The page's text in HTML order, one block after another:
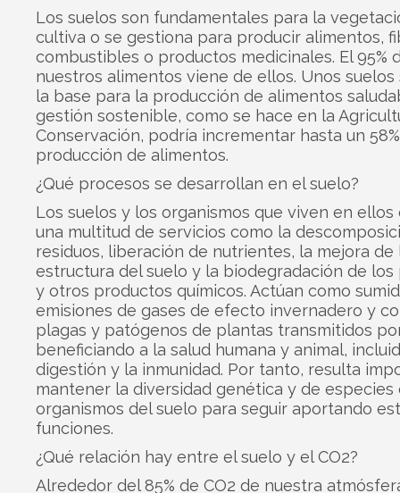
Los suelos son fundamentales para la
cultiva o se gestiona para producir alimentos,
combustibles o productos medicinales. El 95%
nuestros alimentos viene de ellos. Unos suelos
la base para la producción de alimentos
gestión sostenible, como se hace en la
Conservación, podría incrementar hasta un
producción de alimentos.
¿Qué procesos se desarrollan en el suelo?
Los suelos y los organismos que viven en
una multitud de servicios como la
residuos, liberación de nutrientes, la mejora de
estructura del suelo y la biodegradación de los
y otros productos químicos. Actúan como
emisiones de gases de efecto invernadero y
plagas y patógenos de plantas transmitidos
beneficiando a la salud humana y animal,
digestión y la inmunidad. Por tanto, resulta
mantener la diversidad genética y de especies
organismos del suelo para seguir aportando
funciones.
¿Qué relación hay entre el suelo y el CO2?
Alrededor del 85% de CO2 de nuestra